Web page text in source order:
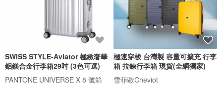
SWISS STYLE-Aviator 極緻奢華
鋁鎂合金行李箱29吋 (3色可選)
PANTONE UNIVERSE X 8 號箱
極速穿梭 台灣製 容量可擴充 行李
箱 拉鍊行李箱 現貨(全網獨家)
雪菲歐Cheviot